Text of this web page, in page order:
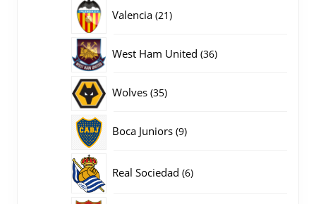
Valencia 2121
West Ham United 3636
Wolves 3535
Boca Juniors 99
Real Sociedad 66